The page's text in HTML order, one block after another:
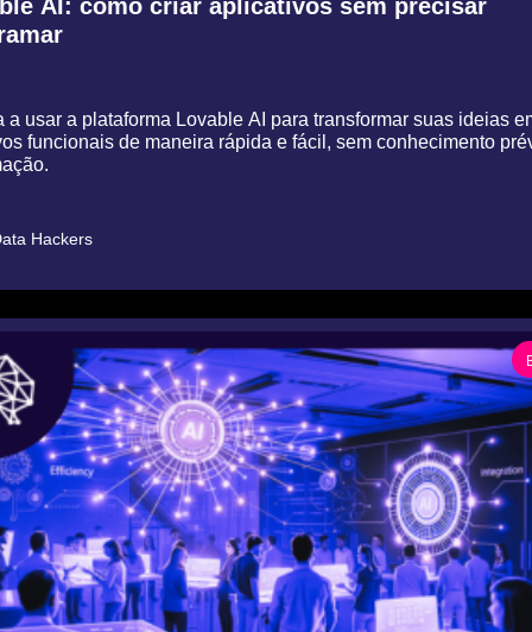
AI: como criar aplicativos sem precisar
a usar a plataforma Lovable AI para transformar suas ideias
funcionais de maneira rápida e fácil, sem conhecimento
Hackers